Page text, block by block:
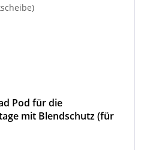
Pod für die
mit Blendschutz (für